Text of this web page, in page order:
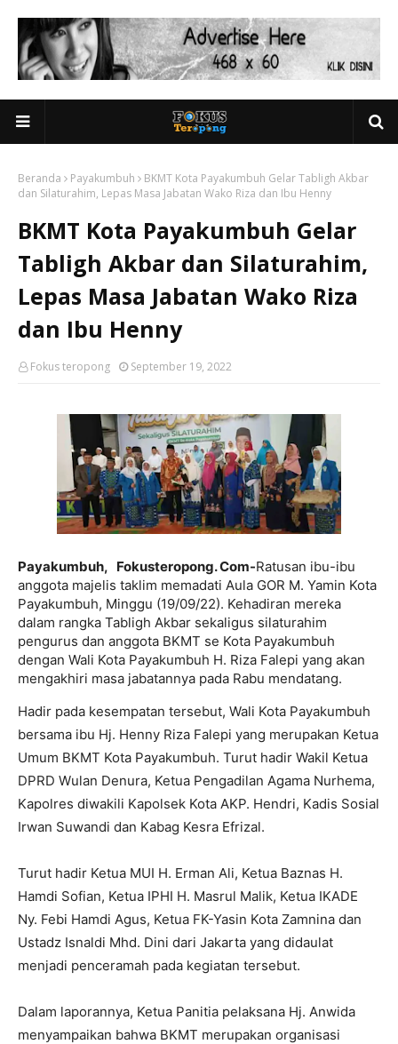
Beranda Payakumbuh
BKMT Kota Payakumbuh Gelar Tabligh Akbar
dan Silaturahim, Lepas Masa Jabatan Wako Riza dan Ibu Henny
BKMT Kota Payakumbuh Gelar
Tabligh Akbar dan Silaturahim,
Lepas Masa Jabatan Wako Riza
dan Ibu Henny
Fokus teropong September 19, 2022
Payakumbuh, Fokusteropong. Com-Ratusan ibu-ibu
anggota majelis taklim memadati Aula GOR M. Yamin Kota
Payakumbuh, Minggu (19/09/22). Kehadiran mereka
dalam rangka Tabligh Akbar sekaligus silaturahim
pengurus dan anggota BKMT se Kota Payakumbuh
dengan Wali Kota Payakumbuh H. Riza Falepi yang akan
mengakhiri masa jabatannya pada Rabu mendatang.
Hadir pada kesempatan tersebut, Wali Kota Payakumbuh
bersama ibu Hj. Henny Riza Falepi yang merupakan Ketua
Umum BKMT Kota Payakumbuh. Turut hadir Wakil Ketua
DPRD Wulan Denura, Ketua Pengadilan Agama Nurhema,
Kapolres diwakili Kapolsek Kota AKP. Hendri, Kadis Sosial
Irwan Suwandi dan Kabag Kesra Efrizal.
Turut hadir Ketua MUI H. Erman Ali, Ketua Baznas H.
Hamdi Sofian, Ketua IPHI H. Masrul Malik, Ketua IKADE
Ny. Febi Hamdi Agus, Ketua FK-Yasin Kota Zamnina dan
Ustadz Isnaldi Mhd. Dini dari Jakarta yang didaulat
menjadi penceramah pada kegiatan tersebut.
Dalam laporannya, Ketua Panitia pelaksana Hj. Anwida
menyampaikan bahwa BKMT merupakan organisasi